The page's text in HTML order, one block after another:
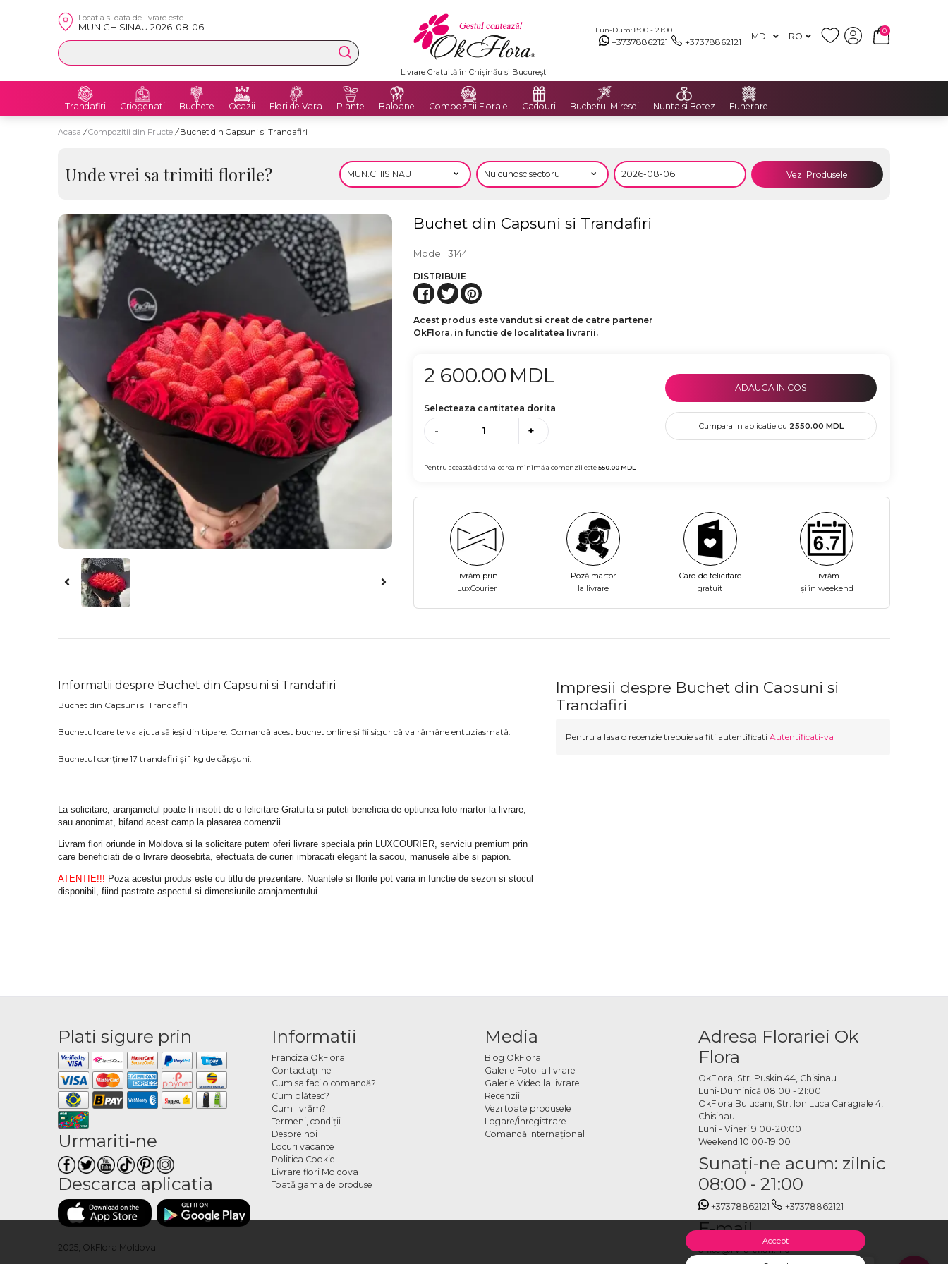
Accept
Locatia si data de livrare este
MUN.CHISINAU 2026-08-06 Lun-Dum: 8:00 - 21:00
+37378862121 +37378862121 MDL RO
0
Livrare Gratuită în Chișinău și București
Trandafiri Criogenati Buchete Ocazii Flori de Vara Plante Baloane Compozitii Florale Cadouri Buchetul Miresei Nunta si Botez Funerare
Acasa / Compozitii din Fructe / Buchet din Capsuni si Trandafiri
Unde vrei sa trimiti florile? Vezi Produsele
Buchet din Capsuni si Trandafiri
Model 3144
DISTRIBUIE
Acest produs este vandut si creat de catre partener
OkFlora, in functie de localitatea livrarii.
2 600.00 MDL
Selecteaza cantitatea dorita
- +
Pentru această dată valoarea minimă a comenzii este550.00MDL
ADAUGA IN COS
Cumpara in aplicatie cu 2550.00 MDL
Livrăm prin
LuxCourier
Poză martor
la livrare
Card de felicitare
gratuit
Livrăm
și în weekend
Informatii despre Buchet din Capsuni si Trandafiri
Buchet din Capsuni si Trandafiri
Buchetul care te va ajuta să ieși din tipare. Comandă acest buchet online și fii sigur că va rămâne entuziasmată.
Buchetul conține 17 trandafiri și 1 kg de căpșuni.
La solicitare, aranjametul poate fi insotit de o felicitare Gratuita si puteti beneficia de optiunea foto martor la livrare,
sau anonimat, bifand acest camp la plasarea comenzii.
Livram flori oriunde in Moldova si la solicitare putem oferi livrare speciala prin LUXCOURIER, serviciu premium prin
care beneficiati de o livrare deosebita, efectuata de curieri imbracati elegant la sacou, manusele albe si papion.
ATENTIE!!! Poza acestui produs este cu titlu de prezentare. Nuantele si florile pot varia in functie de sezon si stocul
disponibil, fiind pastrate aspectul si dimensiunile aranjamentului.
Impresii despre Buchet din Capsuni si
Trandafiri
Pentru a lasa o recenzie trebuie sa fiti autentificati Autentificati-va
Plati sigure prin
Urmariti-ne
Descarca aplicatia
2025, OkFlora Moldova
Informatii
Franciza OkFlora
Contactaţi-ne
Cum sa faci o comandă?
Cum plătesc?
Cum livrăm?
Termeni, condiţii
Despre noi
Locuri vacante
Politica Cookie
Livrare flori Moldova
Toată gama de produse
Media
Blog OkFlora
Galerie Foto la livrare
Galerie Video la livrare
Recenzii
Vezi toate produsele
Logare/Înregistrare
Comandă Internațional
Adresa Florariei Ok
Flora
OkFlora, Str. Puskin 44, Chisinau
Luni-Duminică 08:00 - 21:00
OkFlora Buiucani, Str. Ion Luca Caragiale 4,
Chisinau
Luni - Vineri 9:00-20:00
Weekend 10:00-19:00
Sunaţi-ne acum: zilnic
08:00 - 21:00
+37378862121 +37378862121
E-mail
office@livrareflori.md